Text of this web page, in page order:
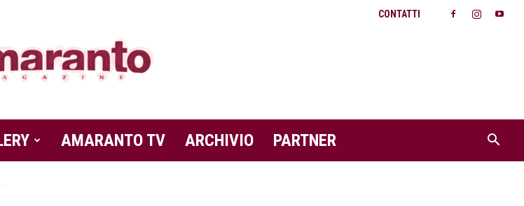
CONTATTI
Amaranto
AMARANTO TV ARCHIVIO PARTNER